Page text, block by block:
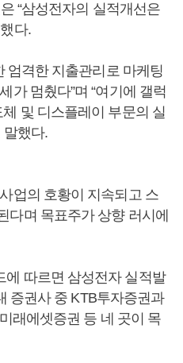
“삼성전자의 실적개선은
다.
엄격한 지출관리로 마케팅
가 멈췄다”며 “여기에 갤럭
및 디스플레이 부문의 실
말했다.
업의 호황이 지속되고 스
다며 목표주가 상향 러시에
에 따르면 삼성전자 실적발
증권사 중 KTB투자증권과
래에셋증권 등 네 곳이 목